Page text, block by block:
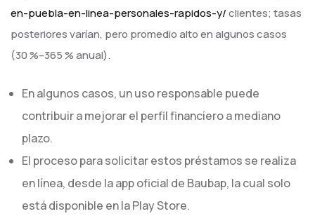
en-puebla-en-linea-personales-rapidos-y/clientes; tasas
posteriores varían, pero promedio alto en algunos casos
(30 %–365 % anual).
En algunos casos, un uso responsable puede
contribuir a mejorar el perfil financiero a mediano
plazo.
El proceso para solicitar estos préstamos se realiza
en línea, desde la app oficial de Baubap, la cual solo
está disponible en la Play Store.